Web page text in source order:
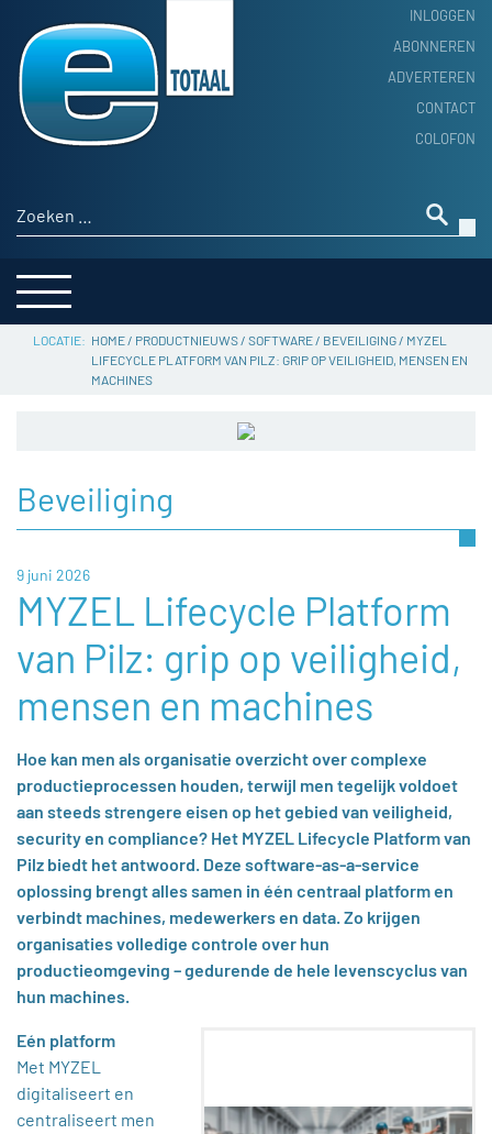
INLOGGEN
ABONNEREN
ADVERTEREN
CONTACT
COLOFON
Zoeken naar:
HOME
PRODUCTNIEUWS
ACHTERGROND
THEMA’S
SERVICE
HOME/ PRODUCTNIEUWS/ SOFTWARE/ BEVEILIGING/ MYZEL
LIFECYCLE PLATFORM VAN PILZ: GRIP OP VEILIGHEID, MENSEN EN
MACHINES
Beveiliging
9 juni 2026
MYZEL Lifecycle Platform
van Pilz: grip op veiligheid,
mensen en machines
Hoe kan men als organisatie overzicht over complexe
productieprocessen houden, terwijl men tegelijk voldoet
aan steeds strengere eisen op het gebied van veiligheid,
security en compliance? Het MYZEL Lifecycle Platform van
Pilz biedt het antwoord. Deze software-as-a-service
oplossing brengt alles samen in één centraal platform en
verbindt machines, medewerkers en data. Zo krijgen
organisaties volledige controle over hun
productieomgeving – gedurende de hele levenscyclus van
hun machines.
Eén platform
Met MYZEL
digitaliseert en
centraliseert men